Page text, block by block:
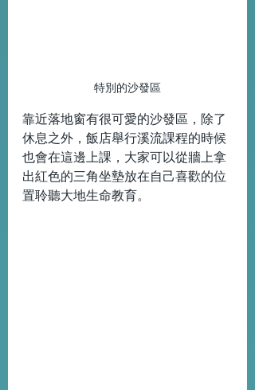
特別的沙發區
靠近落地窗有很可愛的沙發區，除了
休息之外，飯店舉行溪流課程的時候
也會在這邊上課，大家可以從牆上拿
出紅色的三角坐墊放在自己喜歡的位
置聆聽大地生命教育。